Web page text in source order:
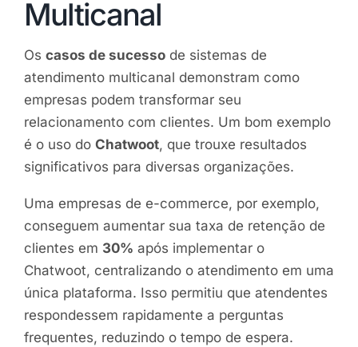
Multicanal
Os casos de sucesso de sistemas de
atendimento multicanal demonstram como
empresas podem transformar seu
relacionamento com clientes. Um bom exemplo
é o uso do Chatwoot, que trouxe resultados
significativos para diversas organizações.
Uma empresas de e-commerce, por exemplo,
conseguem aumentar sua taxa de retenção de
clientes em 30% após implementar o
Chatwoot, centralizando o atendimento em uma
única plataforma. Isso permitiu que atendentes
respondessem rapidamente a perguntas
frequentes, reduzindo o tempo de espera.